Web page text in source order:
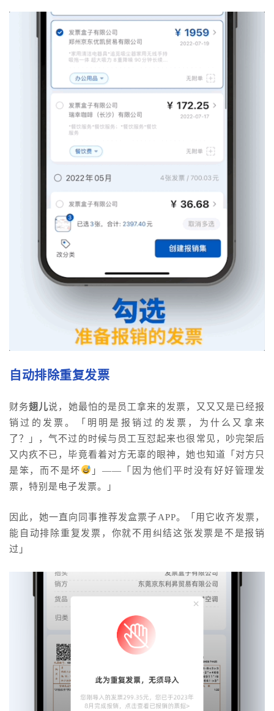
自动排除重复发票
财务翅儿说，她最怕的是员工拿来的发票，又又又是已经报
销过的发票。「 明明是报销过的发票，为什么又拿来
了？
」，气不过的时候与员工互怼起来也很常见，吵完架后
又内疚不已，毕竟看着对方无辜的眼神，她也知道「对方只
是笨，而不是坏
」——「因为他们平时没有好好管理发
票，特别是电子发票。」
因此，她一直向同事推荐发盒票子APP。「用它收齐发票，
能自动排除重复发票，你就不用纠结这张发票是不是报销
过」